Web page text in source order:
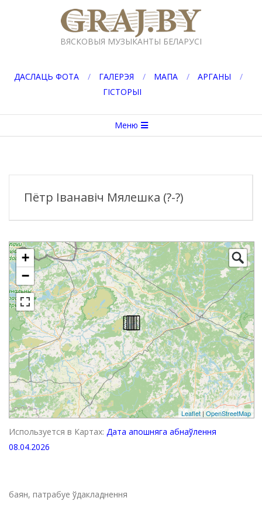
GRAJ.BY
ВЯСКОВЫЯ МУЗЫКАНТЫ БЕЛАРУСІ
ДАСЛАЦЬ ФОТА ГАЛЕРЭЯ МАПА
АРГАНЫ
ГІСТОРЫІ
меню
Меню
Пётр Іванавіч Мялешка (?-?)
+
−
Leaflet|OpenStreetMap
Используется в Картах: Дата апошняга абнаўлення
08.04.2026
баян, патрабуе ўдакладнення